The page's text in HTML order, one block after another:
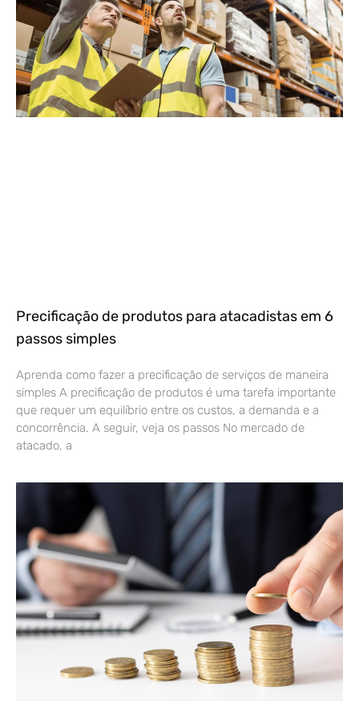
Precificação de produtos para atacadistas em 6
passos simples
Aprenda como fazer a precificação de serviços de maneira
simples A precificação de produtos é uma tarefa importante
que requer um equilíbrio entre os custos, a demanda e a
concorrência. A seguir, veja os passos No mercado de
atacado, a